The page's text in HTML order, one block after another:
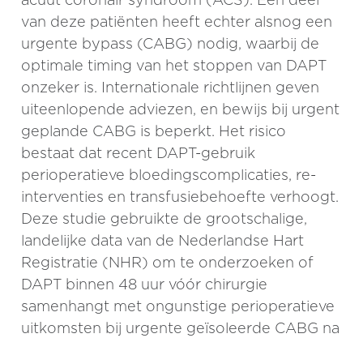
van deze patiënten heeft echter alsnog een
urgente bypass (CABG) nodig, waarbij de
optimale timing van het stoppen van DAPT
onzeker is. Internationale richtlijnen geven
uiteenlopende adviezen, en bewijs bij urgent
geplande CABG is beperkt. Het risico
bestaat dat recent DAPT-gebruik
perioperatieve bloedingscomplicaties, re-
interventies en transfusiebehoefte verhoogt.
Deze studie gebruikte de grootschalige,
landelijke data van de Nederlandse Hart
Registratie (NHR) om te onderzoeken of
DAPT binnen 48 uur vóór chirurgie
samenhangt met ongunstige perioperatieve
uitkomsten bij urgente geïsoleerde CABG na